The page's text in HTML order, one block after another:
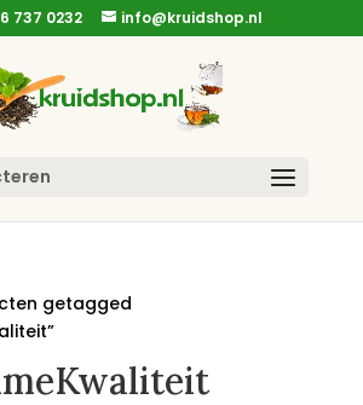
737 0232 info@kruidshop.nl
getagged